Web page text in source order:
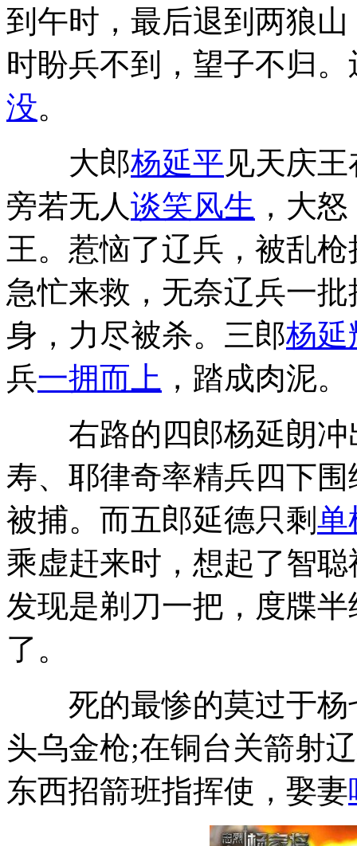
到午时，最后退到两狼
时盼兵不到，望子不归
没。
大郎杨延平 见天庆
旁若无人谈笑风生 ，大
王。惹恼了辽兵，被乱
急忙来救，无奈辽兵一
身，力尽被杀。三郎杨延
兵一拥而上 ，踏成肉泥。
右路的四郎杨延朗冲
寿、耶律奇率精兵四下
被捕。而五郎延德只剩单
乘虚赶来时，想起了智
发现是剃刀一把，度牒
了。
死的最惨的莫过于杨
头乌金枪;在铜台关箭射
东西招箭班指挥使，娶妻